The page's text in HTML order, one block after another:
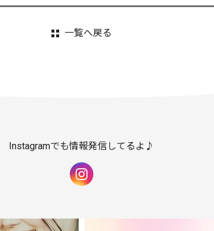
一覧へ戻る
Instagramでも情報発信してるよ♪